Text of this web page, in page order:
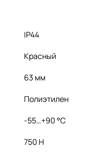
IP44
Красный
63 мм
Полиэтилен
-55…+90 °C
750 Н